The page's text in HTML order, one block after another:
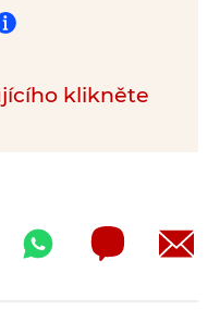
klikněte